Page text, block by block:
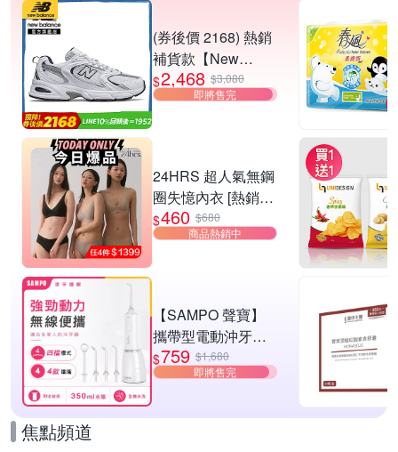
(券後價 2168) 熱銷
補貨款【New
Balance】復古運動
鞋_中性_白銀
$2,468 $3,080
即將售完
24HRS 超人氣無鋼
圈失憶內衣 [熱銷好
評]
$460 $680
商品熱銷中
【SAMPO 聲寶】
攜帶型電動沖牙機/
洗牙器/沖牙器(WB-
Z2506NL)
$759 $1,680
即將售完
焦點頻道